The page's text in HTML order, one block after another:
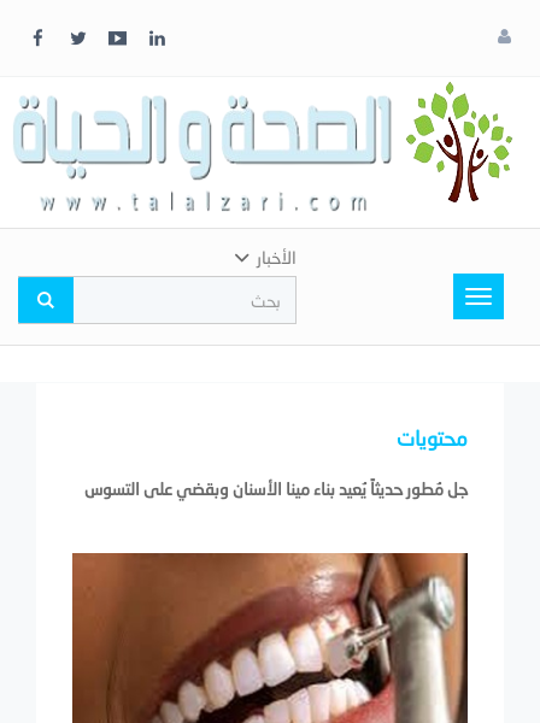
لونك
المفضل
Toggle
navigation
الأخبار
محتويات
جل مُطور حديثاً يُعيد بناء مينا الأسنان وبقضي على التسوس